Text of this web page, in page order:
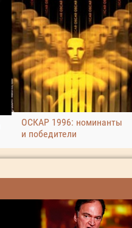
ОСКАР 1996: номинанты
и победители